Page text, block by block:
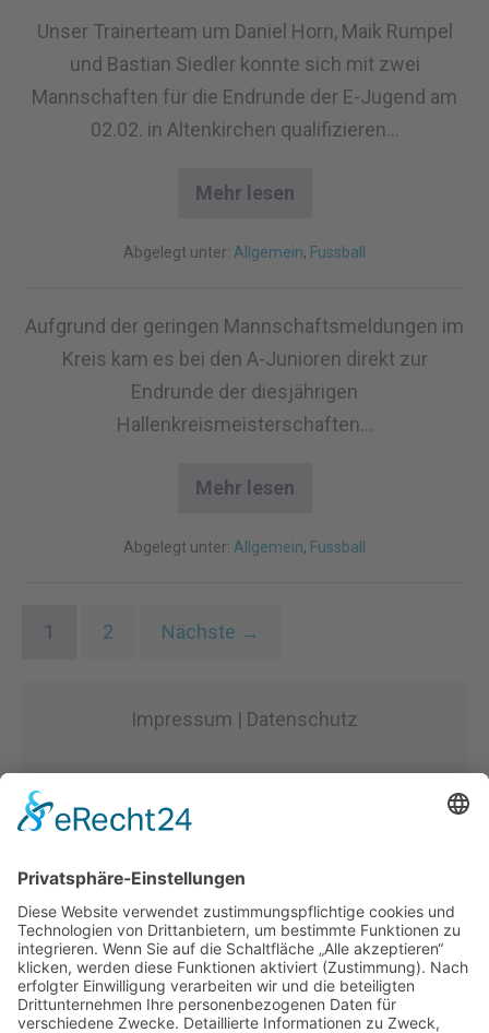
Unser Trainerteam um Daniel Horn, Maik Rumpel
und Bastian Siedler konnte sich mit zwei
Mannschaften für die Endrunde der E-Jugend am
02.02. in Altenkirchen qualifizieren…
Mehr lesen
Abgelegt unter: Allgemein, Fussball
Aufgrund der geringen Mannschaftsmeldungen im
Kreis kam es bei den A-Junioren direkt zur
Endrunde der diesjährigen
Hallenkreismeisterschaften…
Mehr lesen
Abgelegt unter: Allgemein, Fussball
1 2 Nächste →
Impressum | Datenschutz